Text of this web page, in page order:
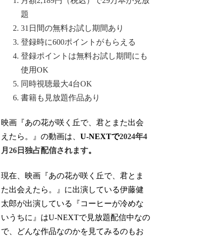
題
31日間の無料お試し期間あり
登録時に600ポイントがもらえる
登録ポイントは無料お試し期間にも
使用OK
同時視聴最大4台OK
書籍も見放題作品あり
映画『あの花が咲く丘で、君とまた出会
えたら。』の動画は、U-NEXTで2024年4
月26日独占配信されます。
現在、映画『あの花が咲く丘で、君とま
た出会えたら。』に出演している伊藤健
太郎が出演している『コーヒーが冷めな
いうちに』はU-NEXTで見放題配信中なの
で、どんな作品なのかを見てみるのもお